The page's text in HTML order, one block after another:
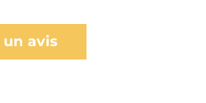
un avis